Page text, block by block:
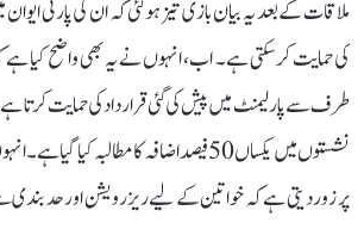
ملاقات کے بعد یہ بیان بازی تیز ہوگئی کہ ان کی پارٹی
کی حمایت کر سکتی ہے۔ اب، انہوں نے یہ بھی واضح کیا
طرف سے پارلیمنٹ میں پیش کی گئی قرارداد کی حمایت کرتا
نشستوں میں یکساں 50 فیصد اضافہ کا مطالبہ
پر زور دیتی ہے کہ خواتین کے لیے ریزرویشن اور حد بندی